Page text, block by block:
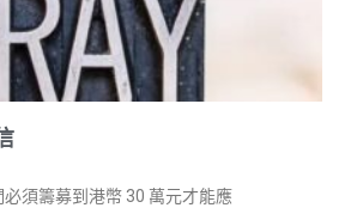
須籌募到港幣 30 萬元才能應